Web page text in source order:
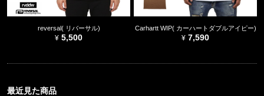
reversal( リバーサル)
5,500
Carhartt WIP( カーハートダブルアイピー)
7,590
最近見た商品